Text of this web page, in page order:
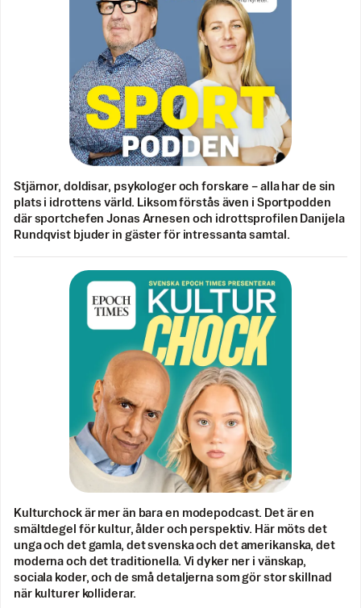
Stjärnor, doldisar, psykologer och forskare – alla har de sin
plats i idrottens värld. Liksom förstås även i Sportpodden
där sportchefen Jonas Arnesen och idrottsprofilen Danijela
Rundqvist bjuder in gäster för intressanta samtal.
Kulturchock är mer än bara en modepodcast. Det är en
smältdegel för kultur, ålder och perspektiv. Här möts det
unga och det gamla, det svenska och det amerikanska, det
moderna och det traditionella. Vi dyker ner i vänskap,
sociala koder, och de små detaljerna som gör stor skillnad
när kulturer kolliderar.